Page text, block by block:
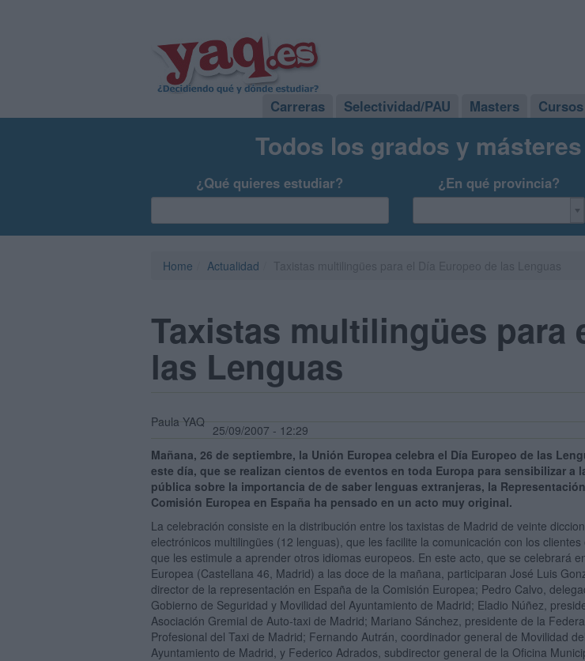
Carreras Selectividad/PAU Masters Cursos
Todos los grados y
¿Qué quieres estudiar? ¿En qué provincia?
Home Actualidad
Taxistas multilingües para
las Lenguas
Paula YAQ
25/09/2007 - 12:29
Mañana, 26 de septiembre, la Unión Europea celebra el Día Europeo de las
este día, que se realizan cientos de eventos en toda Europa para sensibilizar a
pública sobre la importancia de de saber lenguas extranjeras, la
Comisión Europea en España ha pensado en un acto muy original.
La celebración consiste en la distribución entre los taxistas de Madrid de veinte
electrónicos multilingües (12 lenguas), que les facilite la comunicación con los
que les estimule a aprender otros idiomas europeos. En este acto, que se celebrará
Europea (Castellana 46, Madrid) a las doce de la mañana, participaran José Luis
director de la representación en España de la Comisión Europea; Pedro Calvo,
Gobierno de Seguridad y Movilidad del Ayuntamiento de Madrid; Eladio Núñez,
Asociación Gremial de Auto-taxi de Madrid; Mariano Sánchez, presidente de la
Profesional del Taxi de Madrid; Fernando Autrán, coordinador general de Movilidad del
Ayuntamiento de Madrid, y Federico Adrados, subdirector general de la Oficina